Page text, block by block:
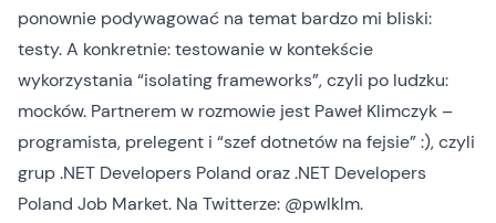
ponownie podywagować na temat bardzo mi bliski:
testy. A konkretnie: testowanie w kontekście
wykorzystania “isolating frameworks”, czyli po ludzku:
mocków. Partnerem w rozmowie jest Paweł Klimczyk –
programista, prelegent i “szef dotnetów na fejsie” :), czyli
grup.NET Developers Poland oraz.NET Developers
Poland Job Market. Na Twitterze: @pwlklm.